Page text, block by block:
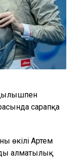
сарапқа
өкілі Артем
алматылық